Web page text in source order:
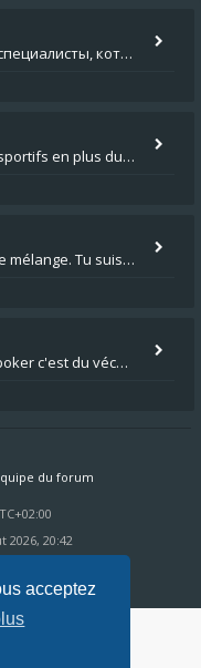
acceptez
С пациентом работают профильные специалисты, которые оценивают состояние и подбирают безопасный план помощи. Исследоват
Salut Cosmostar, Bienvenue ! Les paris sportifs en plus du poker, c'est ce que je fais aussi. Surtout la NBA, je mise su
Salut Alain, Rugby et poker, j'aime bien le mélange. Tu suis le rugby du coin ? Moi j'essaie d'aller voir des matchs de
Salut Stéphane, Bienvenue ! 25 ans de poker c'est du vécu quand même. Moi je suis relativementnouveau (2018) mais j'ai a
du forum
2026, 20:42